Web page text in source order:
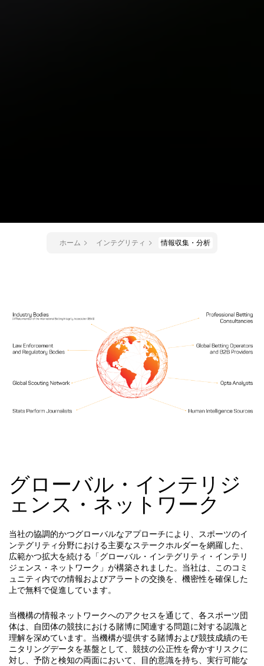
ホーム インテグリティ 情報収集・分析
グローバル・インテリジ
ェンス・ネットワーク
当社の協調的かつグローバルなアプローチにより、スポーツのイ
ンテグリティ分野における主要なステークホルダーを網羅した、
広範かつ拡大を続ける「グローバル・インテグリティ・インテリ
ジェンス・ネットワーク」が構築されました。当社は、このコミ
ュニティ内での情報およびアラートの交換を、機密性を確保した
上で無料で促進しています。
当機構の情報ネットワークへのアクセスを通じて、各スポーツ団
体は、自団体の競技における賭博に関連する問題に対する認識と
理解を深めています。当機構が提供する賭博および競技成績のモ
ニタリングデータを基盤として、競技の公正性を脅かすリスクに
対し、予防と検知の両面において、目的意識を持ち、実行可能な